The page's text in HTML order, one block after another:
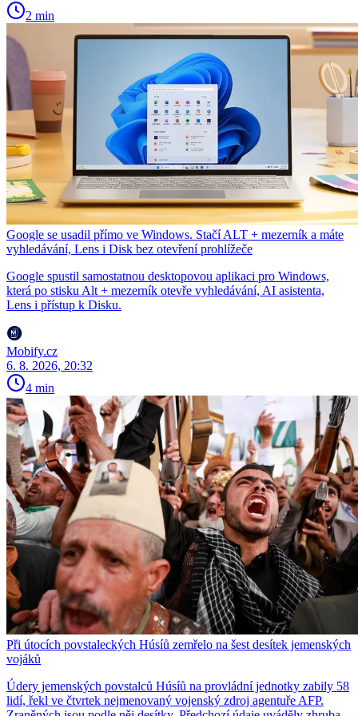
2 min
Google se usadil přímo ve Windows. Stačí ALT + mezerník a máte
vyhledávání, Lens i Disk bez otevření prohlížeče
Google spustil samostatnou desktopovou aplikaci pro Windows,
která po stisku Alt + mezerník otevře vyhledávání, AI asistenta,
Lens i přístup k Disku.
Mobify.cz
6. 8. 2026, 20:32
4 min
Při útocích povstaleckých Húsíů zemřelo na šest desítek jemenských
vojáků
Údery jemenských povstalců Húsíů na provládní jednotky zabily 58
lidí, řekl ve čtvrtek nejmenovaný vojenský zdroj agentuře AFP.